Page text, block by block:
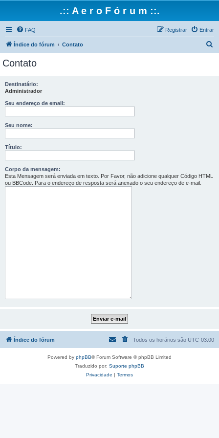
.:: A e r o F ó r u m ::.
FAQ Entrar
Registrar
Índice do fórum Contato
Contato
Destinatário:
Administrador
Seu endereço de email:
Seu nome:
Título:
Corpo da mensagem:
Esta Mensagem será enviada em texto. Por Favor, não adicione qualquer Código HTML
ou BBCode. Para o endereço de resposta será anexado o seu endereço de e-mail.
Índice do fórum Todos os horários são UTC-03:00
Powered by phpBB® Forum Software © phpBB Limited
Traduzido por: Suporte phpBB
Privacidade | Termos